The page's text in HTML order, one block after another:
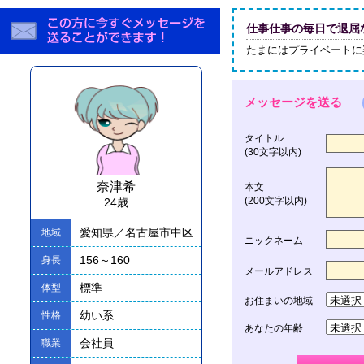
奈津希
24歳
地域 愛知県／名古屋市中区
身長 156～160
体型 標準
性格 幼い系
職業 会社員
仕事仕事の毎日で退
たまにはプライベート
メッセージを送る
タイトル
(30文字以内)
本文
(200文字以内)
ニックネーム
メールアドレス
お住まいの地域
あなたの年齢